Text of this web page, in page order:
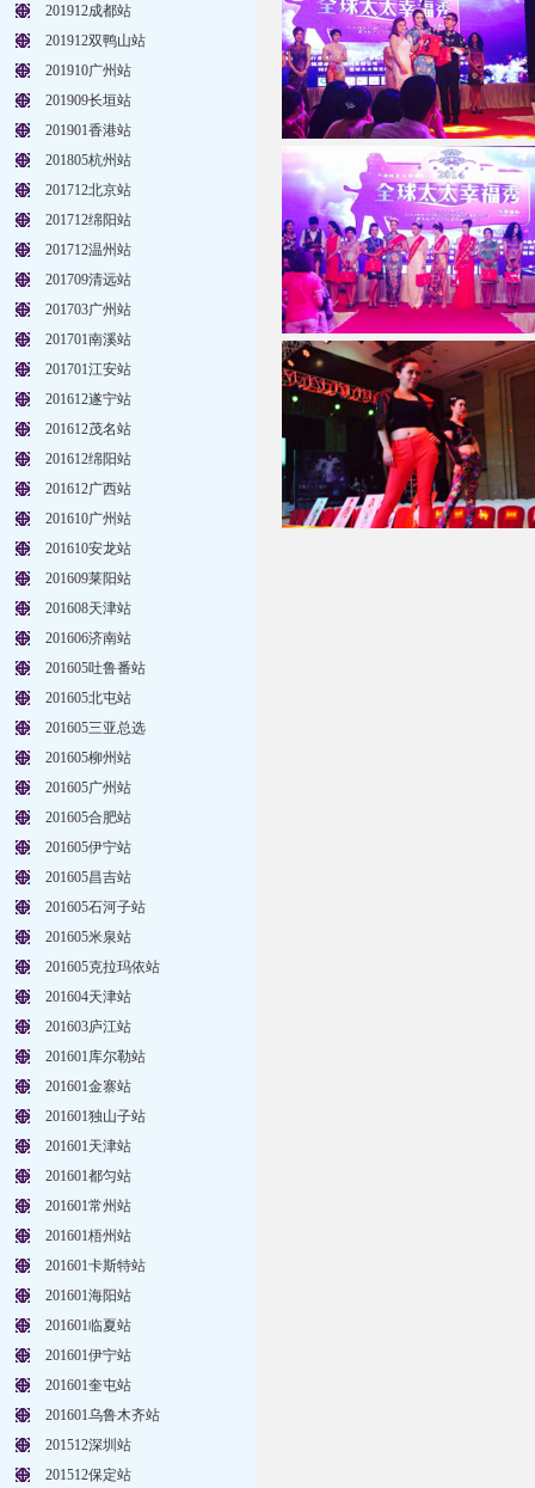
201912成都站
201912双鸭山站
201910广州站
201909长垣站
201901香港站
201805杭州站
201712北京站
201712绵阳站
201712温州站
201709清远站
201703广州站
201701南溪站
201701江安站
201612遂宁站
201612茂名站
201612绵阳站
201612广西站
201610广州站
201610安龙站
201609莱阳站
201608天津站
201606济南站
201605吐鲁番站
201605北屯站
201605三亚总选
201605柳州站
201605广州站
201605合肥站
201605伊宁站
201605昌吉站
201605石河子站
201605米泉站
201605克拉玛依站
201604天津站
201603庐江站
201601库尔勒站
201601金寨站
201601独山子站
201601天津站
201601都匀站
201601常州站
201601梧州站
201601卡斯特站
201601海阳站
201601临夏站
201601伊宁站
201601奎屯站
201601乌鲁木齐站
201512深圳站
201512保定站